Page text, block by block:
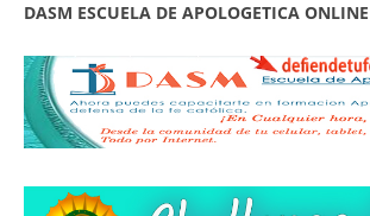
DASM ESCUELA DE APOLOGETICA ONLINE